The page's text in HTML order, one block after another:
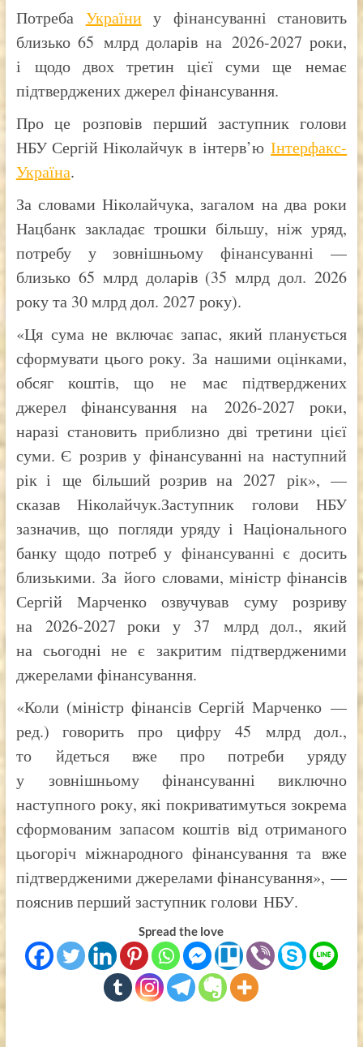
Потреба Україниу фінансуванні становить
близько 65 млрд доларів на 2026-2027 роки,
і щодо двох третин цієї суми ще немає
підтверджених джерел фінансування.
Про це розповів перший заступник голови
НБУ Сергій Ніколайчук в інтерв’юІнтерфакс-
Україна.
За словами Ніколайчука, загалом на два роки
Нацбанк закладає трошки більшу, ніж уряд,
потребу у зовнішньому фінансуванні —
близько 65 млрд доларів (35 млрд дол. 2026
року та 30 млрд дол. 2027 року).
«Ця сума не включає запас, який планується
сформувати цього року. За нашими оцінками,
обсяг коштів, що не має підтверджених
джерел фінансування на 2026-2027 роки,
наразі становить приблизно дві третини цієї
суми. Є розрив у фінансуванні на наступний
рік і ще більший розрив на 2027 рік», —
сказав Ніколайчук.Заступник голови НБУ
зазначив, що погляди уряду і Національного
банку щодо потреб у фінансуванні є досить
близькими. За його словами, міністр фінансів
Сергій Марченко озвучував суму розриву
на 2026-2027 роки у 37 млрд дол., який
на сьогодні не є закритим підтвердженими
джерелами фінансування.
«Коли (міністр фінансів Сергій Марченко —
ред.) говорить про цифру 45 млрд дол.,
то йдеться вже про потреби уряду
у зовнішньому фінансуванні виключно
наступного року, які покриватимуться зокрема
сформованим запасом коштів від отриманого
цьогоріч міжнародного фінансування та вже
підтвердженими джерелами фінансування», —
пояснив перший заступник голови НБУ.
Spread the love